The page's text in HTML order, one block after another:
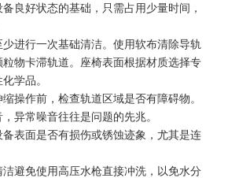
好状态的基础，只需占用少量时间，
少进行一次基础清洁。使用软布清除导轨
物卡滞轨道。座椅表面根据材质选择专
学品。
缩操作前，检查轨道区域是否有障碍物。
异常噪音往往是问题的先兆。
备表面是否有损伤或锈蚀迹象，尤其是连
洁避免使用高压水枪直接冲洗，以免水分